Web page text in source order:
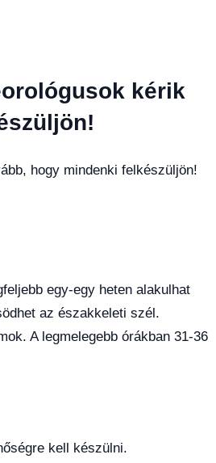
kérik
hogy mindenki felkészüljön!
egy-egy heten alakulhat
az északkeleti szél.
A legmelegebb órákban 31-36
kell készülni.